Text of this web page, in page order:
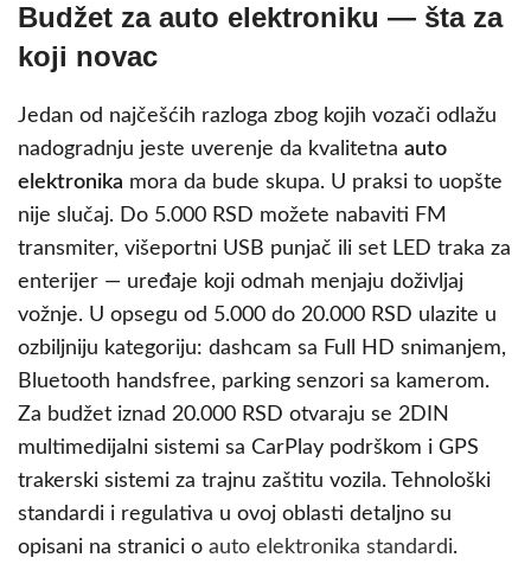
Budžet za auto elektroniku — šta za
koji novac
Jedan od najčešćih razloga zbog kojih vozači odlažu
nadogradnju jeste uverenje da kvalitetna auto
elektronika mora da bude skupa. U praksi to uopšte
nije slučaj. Do 5.000 RSD možete nabaviti FM
transmiter, višeportni USB punjač ili set LED traka za
enterijer — uređaje koji odmah menjaju doživljaj
vožnje. U opsegu od 5.000 do 20.000 RSD ulazite u
ozbiljniju kategoriju: dashcam sa Full HD snimanjem,
Bluetooth handsfree, parking senzori sa kamerom.
Za budžet iznad 20.000 RSD otvaraju se 2DIN
multimedijalni sistemi sa CarPlay podrškom i GPS
trakerski sistemi za trajnu zaštitu vozila. Tehnološki
standardi i regulativa u ovoj oblasti detaljno su
opisani na stranici o auto elektronika standardi.